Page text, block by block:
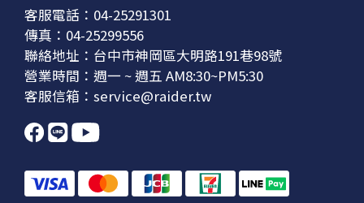
客服電話：04-25291301
傳真：04-25299556
聯絡地址：台中市神岡區大明路191巷98號
營業時間：週一 ~ 週五 AM8:30~PM5:30
客服信箱：service@raider.tw